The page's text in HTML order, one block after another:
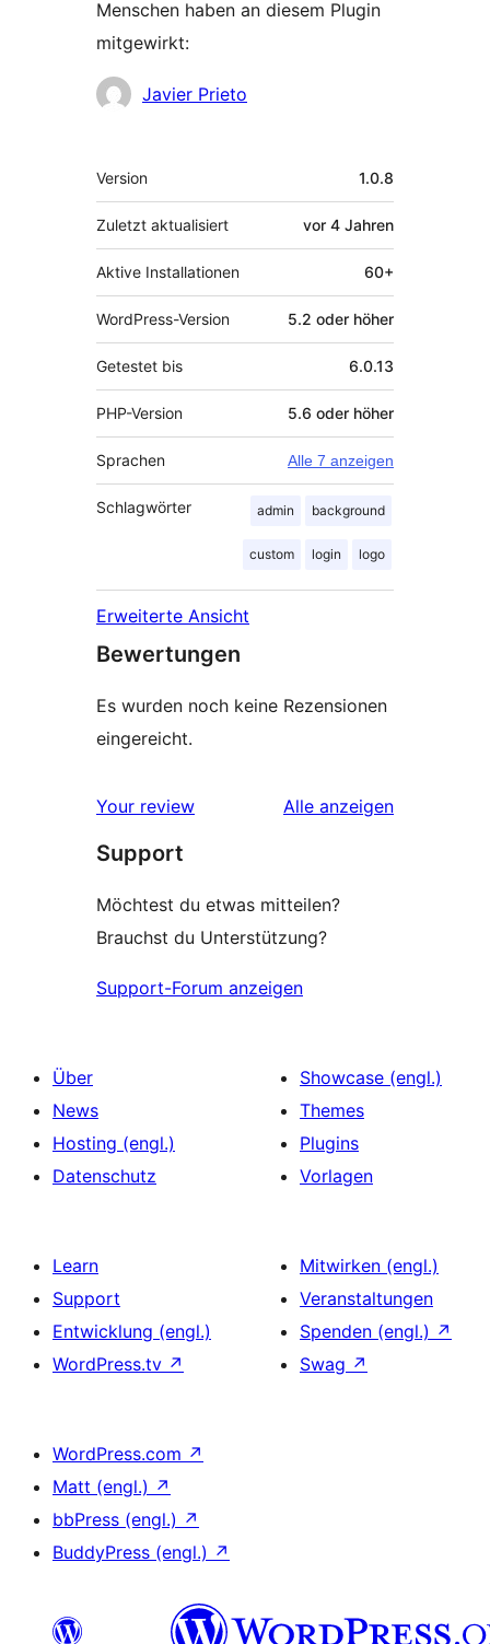
Menschen haben an diesem Plugin
mitgewirkt:
MitwirkendeJavier Prieto
Meta
Version 1.0.8
Zuletzt aktualisiert vor 4 Jahren
Aktive Installationen 60+
WordPress-Version 5.2 oder höher
Getestet bis 6.0.13
PHP-Version 5.6 oder höher
Sprachen Alle 7 anzeigen
Schlagwörter admin background
custom login logo
Erweiterte Ansicht
Bewertungen
Es wurden noch keine Rezensionen
eingereicht.
Your review Alle Rezensionen
anzeigen
Support
Möchtest du etwas mitteilen?
Brauchst du Unterstützung?
Support-Forum anzeigen
Über
News
Hosting (engl.)
Datenschutz
Showcase (engl.)
Themes
Plugins
Vorlagen
Learn
Support
Entwicklung (engl.)
WordPress.tv ↗
Mitwirken (engl.)
Veranstaltungen
Spenden (engl.) ↗
Swag ↗
WordPress.com ↗
Matt (engl.) ↗
bbPress (engl.) ↗
BuddyPress (engl.) ↗